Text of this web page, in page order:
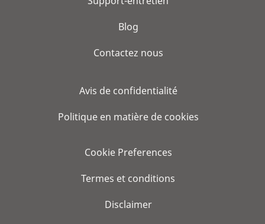
Blog
Contactez nous
Avis de confidentialité
Politique en matière de cookies
Cookie Preferences
Termes et conditions
Disclaimer